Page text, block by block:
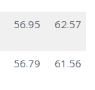
56.95 62.57
56.79 61.56